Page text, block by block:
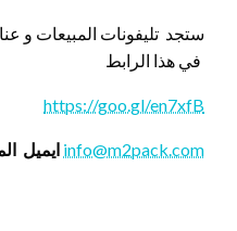
ستجد تليفونات المبيعات و
في هذا الرابط
https://goo.gl/en7xfB
info@m2pack.com ايميل